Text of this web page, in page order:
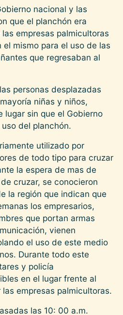
nacional y las
que el planchón era
empresas palmicultoras
mismo para el uso de las
que regresaban al
personas desplazadas
niñas y niños,
lugar sin que el Gobierno
del planchón.
utilizado por
de todo tipo para cruzar
la espera de mas de
cruzar, se conocieron
la región que indican que
los empresarios,
que portan armas
vienen
el uso de este medio
Durante todo este
y policía
en el lugar frente al
empresas palmicultoras.
las 10: 00 a.m.